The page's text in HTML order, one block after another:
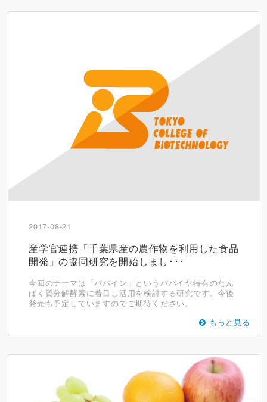
2017-08-21
産学官連携「千葉県産の農作物を利用した食品
開発」の協同研究を開始しまし･･･
今回のテーマは「パパイン」というパパイヤ特有のたん
ぱく質分解酵素に着目し活用を検討する研究です。今後
発売も予定していますのでご期待ください。
もっと見る